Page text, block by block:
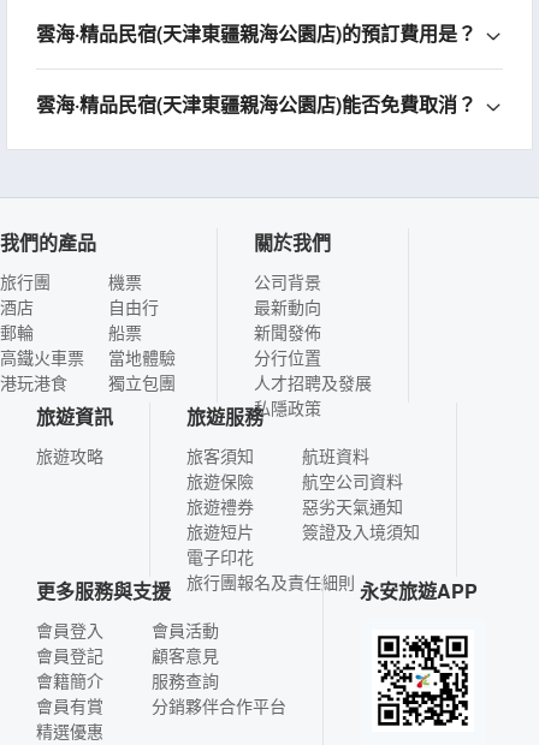
雲海·精品民宿(天津東疆親海公園店)的預訂費用是？
雲海·精品民宿(天津東疆親海公園店)能否免費取消？
我們的產品
旅行團
酒店
郵輪
高鐵火車票
港玩港食
機票
自由行
船票
當地體驗
獨立包團
關於我們
公司背景
最新動向
新聞發佈
分行位置
人才招聘及發展
私隱政策
旅遊資訊
旅遊攻略
旅遊服務
旅客須知
旅遊保險
旅遊禮券
旅遊短片
電子印花
航班資料
航空公司資料
惡劣天氣通知
簽證及入境須知
旅行團報名及責任細則
更多服務與支援
會員登入
會員登記
會籍簡介
會員有賞
精選優惠
會員活動
顧客意見
服務查詢
分銷夥伴合作平台
永安旅遊APP